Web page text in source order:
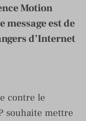
Motion
message est de
d’Internet
contre le
souhaite mettre